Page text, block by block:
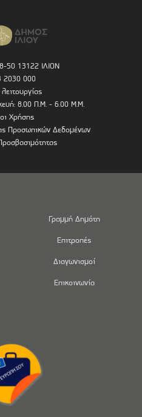
50 13122 ΙΛΙΟΝ
2030 000
8.00 Π.Μ. - 6.00 Μ.Μ.
Χρήσης
Προσωπικών Δεδομένων
Γραμμή Δημότη
Επιτροπές
Διαγωνισμοί
Επικοινωνία